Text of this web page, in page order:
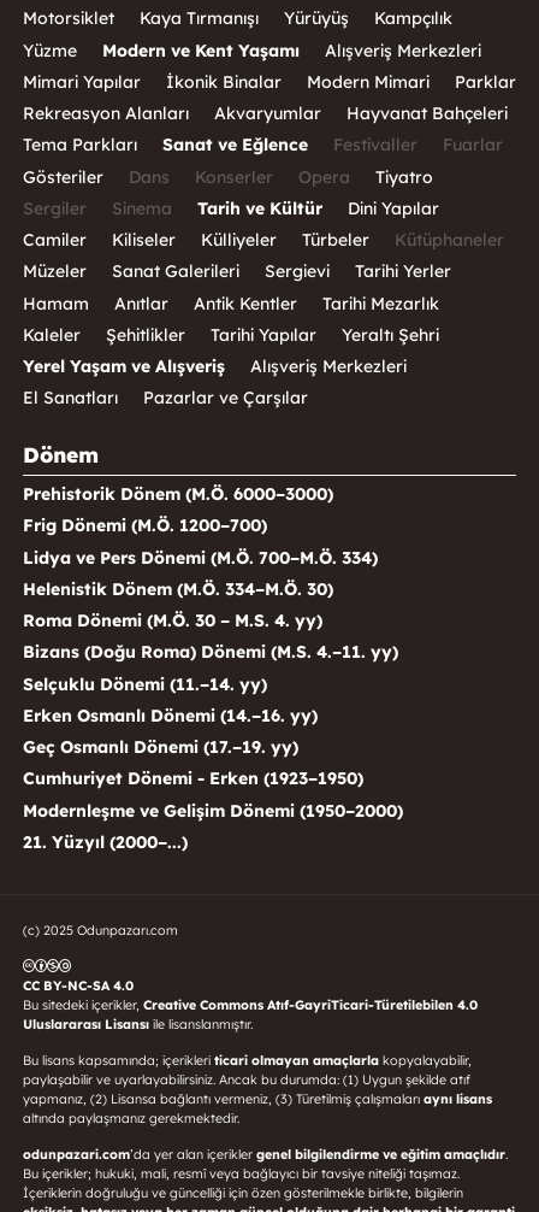
Motorsiklet
Kaya Tırmanışı Yürüyüş
Kampçılık
Yüzme
Modern ve Kent Yaşamı
Alışveriş Merkezleri
Mimari Yapılar
İkonik Binalar Modern Mimari
Parklar
Rekreasyon Alanları
Akvaryumlar
Hayvanat Bahçeleri
Tema Parkları
Sanat ve Eğlence Festivaller
Fuarlar
Gösteriler
Dans Konserler Opera
Tiyatro
Sergiler
Sinema Tarih ve Kültür
Dini Yapılar
Camiler
Kiliseler Külliyeler Türbeler
Kütüphaneler
Müzeler
Sanat Galerileri Sergievi
Tarihi Yerler
Hamam
Anıtlar Antik Kentler
Tarihi Mezarlık
Kaleler
Şehitlikler Tarihi Yapılar
Yeraltı Şehri
Yerel Yaşam ve Alışveriş
Alışveriş Merkezleri
El Sanatları
Pazarlar ve Çarşılar
Dönem
Prehistorik Dönem (M.Ö. 6000–3000)
Frig Dönemi (M.Ö. 1200–700)
Lidya ve Pers Dönemi (M.Ö. 700–M.Ö. 334)
Helenistik Dönem (M.Ö. 334–M.Ö. 30)
Roma Dönemi (M.Ö. 30 – M.S. 4. yy)
Bizans (Doğu Roma) Dönemi (M.S. 4.–11. yy)
Selçuklu Dönemi (11.–14. yy)
Erken Osmanlı Dönemi (14.–16. yy)
Geç Osmanlı Dönemi (17.–19. yy)
Cumhuriyet Dönemi - Erken (1923–1950)
Modernleşme ve Gelişim Dönemi (1950–2000)
21. Yüzyıl (2000–...)
(c) 2025 Odunpazarı.com
CC BY-NC-SA 4.0
Bu sitedeki içerikler, Creative Commons Atıf-GayriTicari-Türetilebilen 4.0
Uluslararası Lisansı ile lisanslanmıştır.
Bu lisans kapsamında; içerikleri ticari olmayan amaçlarlakopyalayabilir,
paylaşabilir ve uyarlayabilirsiniz. Ancak bu durumda: (1) Uygun şekilde atıf
yapmanız, (2) Lisansa bağlantı vermeniz, (3) Türetilmiş çalışmaları aynı lisans
altında paylaşmanız gerekmektedir.
odunpazari.com’da yer alan içerikler genel bilgilendirme ve eğitim amaçlıdır.
Bu içerikler; hukuki, mali, resmî veya bağlayıcı bir tavsiye niteliği taşımaz.
İçeriklerin doğruluğu ve güncelliği için özen gösterilmekle birlikte, bilgilerin